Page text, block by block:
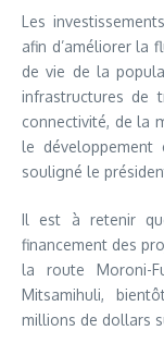
Les
afin d’améliorer la
de vie de la
infrastructures de
connectivité, de la
le développement
souligné le
Il est à retenir
financement des
la route Moroni-
Mitsamihuli,
millions de dollars